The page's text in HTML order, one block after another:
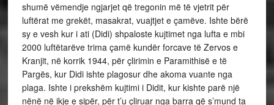
shumë vëmendje ngjarjet që tregonin më të vjetrit për
luftërat me grekët, masakrat, vuajtjet e çamëve. Ishte bërë
sy e vesh kur i ati (Didi) shpaloste kujtimet nga lufta e mbi
2000 luftëtarëve trima çamë kundër forcave të Zervos e
Kranjit, në korrik 1944, për çlirimin e Paramithisë e të
Pargës, kur Didi ishte plagosur dhe akoma vuante nga
plaga. Ishte i prekshëm kujtimi i Didit, kur kishte parë një
nënë në ikje e sipër, për t’u çliruar nga barra që s’mund ta